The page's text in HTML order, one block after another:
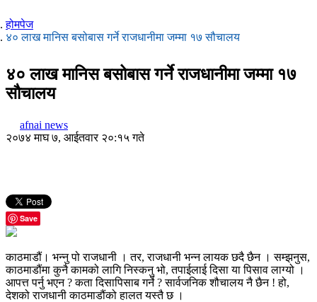
होमपेज
४० लाख मानिस बसोबास गर्ने राजधानीमा जम्मा १७ सौचालय
४० लाख मानिस बसोबास गर्ने राजधानीमा जम्मा १७
सौचालय
afnai news
२०७४ माघ ७, आईतवार २०:१५ गते
Save
काठमाडौं। भन्नु पो राजधानी । तर, राजधानी भन्न लायक छदै छैन । सम्झनुस,
काठमाडौंमा कुनै कामको लागि निस्कनु भो, तपाईलाई दिसा या पिसाव लाग्यो ।
आपत्त पर्नु भएन ? कता दिसापिसाब गर्ने ? सार्वजनिक शौचालय नै छैन ! हो,
देशको राजधानी काठमाडौंको हालत यस्तै छ ।